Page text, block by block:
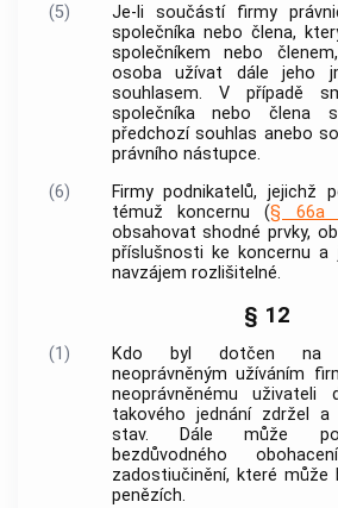
(5)
Je-li součástí firmy
společníka nebo člena,
společníkem nebo
osoba užívat dále jeho
souhlasem. V případě
společníka nebo člena
předchozí souhlas anebo
právního nástupce.
(6)
Firmy podnikatelů, jejichž
témuž koncernu (§ 66a
obsahovat shodné prvky,
příslušnosti ke koncernu a
navzájem rozlišitelné.
§ 12
(1)
Kdo byl dotčen na
neoprávněným užíváním
neoprávněnému
takového jednání zdržel a
stav. Dále může
bezdůvodného
zadostiučinění, které
penězích.